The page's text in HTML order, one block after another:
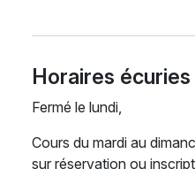
Horaires écuries
Fermé le lundi,
Cours du mardi au
sur réservation ou